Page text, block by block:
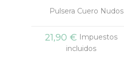
Brazalete Acero Spotify
21,90 € Impuestos
incluidos